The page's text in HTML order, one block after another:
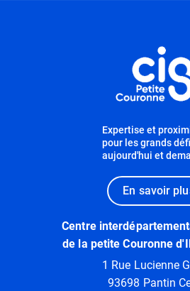
Expertise et
pour les grands
aujourd'hui et
En savoir
Centre
de la petite Couronne
1 Rue Lucienne
93698 Pantin